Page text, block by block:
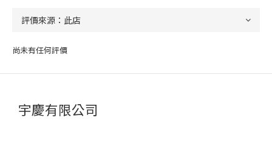
尚未有任何評價
宇慶有限公司